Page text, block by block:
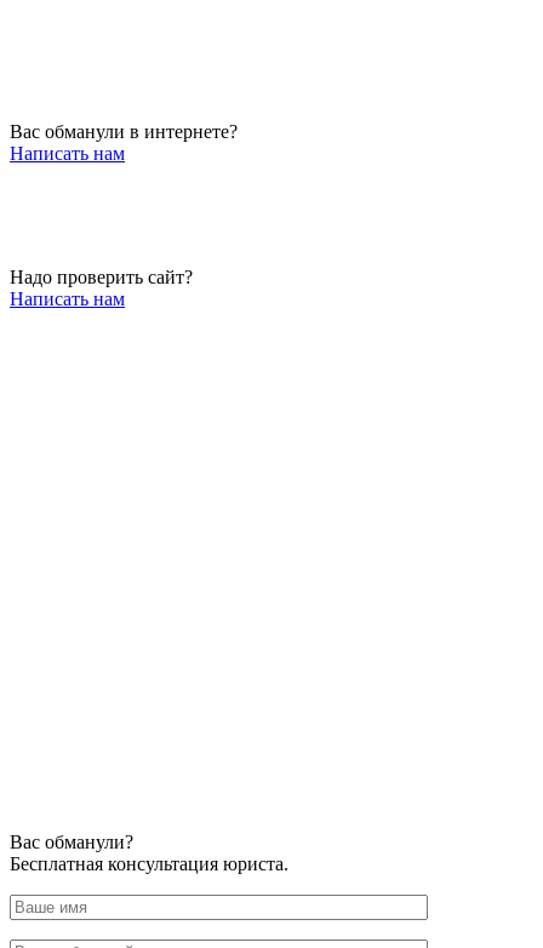
Вас обманули в интернете?
Написать нам
Надо проверить сайт?
Написать нам
Вас обманули?
Бесплатная консультация юриста.